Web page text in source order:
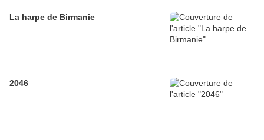
La harpe de Birmanie
2046